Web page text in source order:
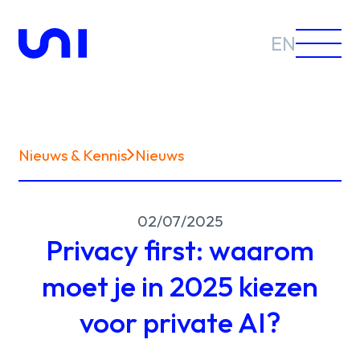
EN
Sectoren
Oplossingen
Nieuws &
Nieuws & Kennis Nieuws
02/07/2025
Privacy first: waarom
moet je in 2025 kiezen
voor private AI?